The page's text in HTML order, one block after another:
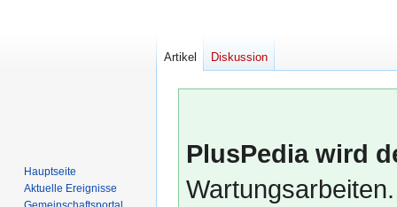
PlusPedia wird
Artikel Diskussion
Hauptseite
Aktuelle Ereignisse